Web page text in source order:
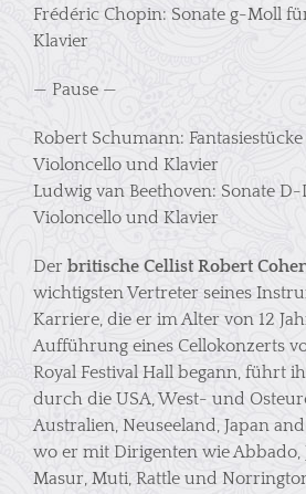
Frédéric Chopin: Sonate g-Moll
Klavier
— Pause —
Robert Schumann:
Violoncello und Klavier
Ludwig van Beethoven: Sonate
Violoncello und Klavier
Der britische Cellist Robert
wichtigsten Vertreter seines
Karriere, die er im Alter von 12
Aufführung eines Cellokonzerts
Royal Festival Hall begann, führt
durch die USA, West- und
Australien, Neuseeland, Japan
wo er mit Dirigenten wie Abbado,
Masur, Muti, Rattle und